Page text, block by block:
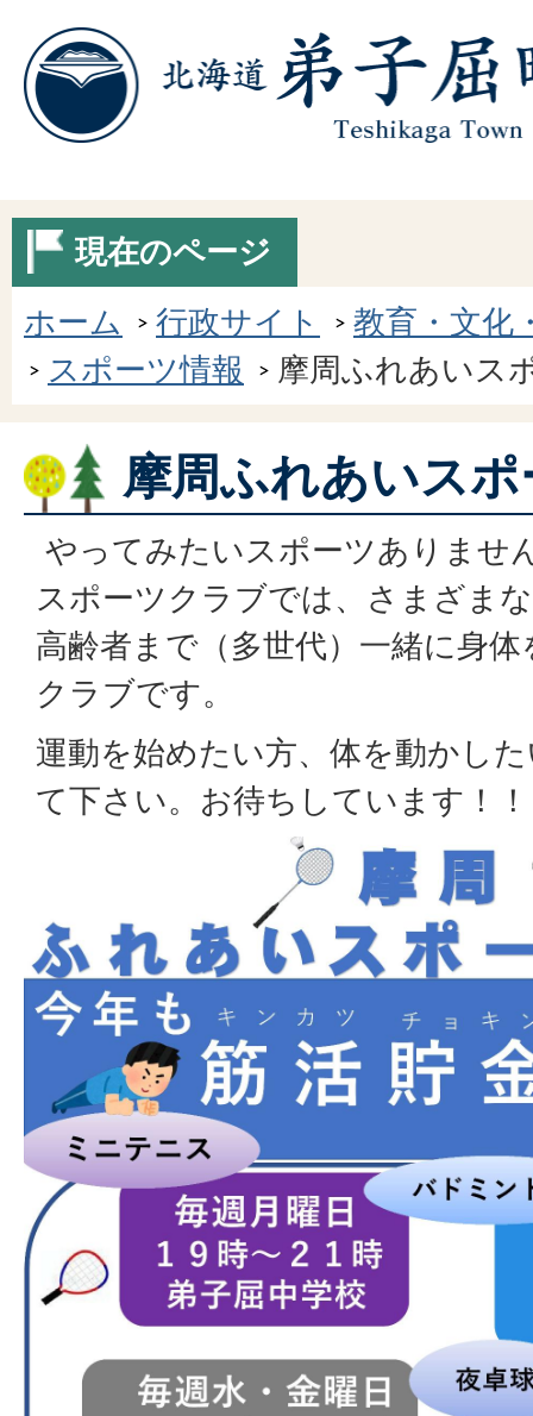
現在のページ
ホーム
行政サイト
教育・文化
スポーツ情報
摩周ふれあいス
摩周ふれあいス
やってみたいスポーツありませ
スポーツクラブでは、さまざま
高齢者まで（多世代）一緒に身
クラブです。
運動を始めたい方、体を動かし
て下さい。お待ちしています！！